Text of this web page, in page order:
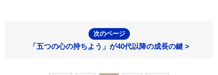
次のページ
「五つの心の持ちよう」が40代以降の成長の鍵 >